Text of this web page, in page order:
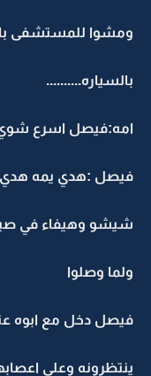
ومشوا للمستشفى
بالسياره..........
امه:فيصل اسرع شوي
فيصل :هدي يمه
شيشو وهيفاء في
ولما وصلوا
فيصل دخل مع ابوه
ينتظرونه وعلى